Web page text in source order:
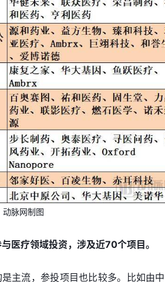
动脉网制图
医疗领域投资，涉及近70个项目。
主流，参投项目也比较多。比如由